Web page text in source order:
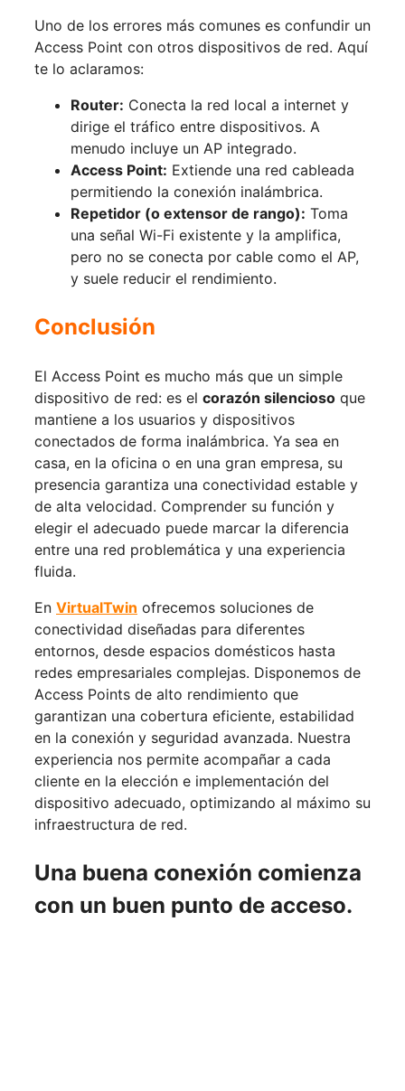
Uno de los errores más comunes es confundir un
Access Point con otros dispositivos de red. Aquí
te lo aclaramos:
Router: Conecta la red local a internet y
dirige el tráfico entre dispositivos. A
menudo incluye un AP integrado.
Access Point: Extiende una red cableada
permitiendo la conexión inalámbrica.
Repetidor (o extensor de rango): Toma
una señal Wi-Fi existente y la amplifica,
pero no se conecta por cable como el AP,
y suele reducir el rendimiento.
Conclusión
El Access Point es mucho más que un simple
dispositivo de red: es el corazón silencioso que
mantiene a los usuarios y dispositivos
conectados de forma inalámbrica. Ya sea en
casa, en la oficina o en una gran empresa, su
presencia garantiza una conectividad estable y
de alta velocidad. Comprender su función y
elegir el adecuado puede marcar la diferencia
entre una red problemática y una experiencia
fluida.
En VirtualTwin ofrecemos soluciones de
conectividad diseñadas para diferentes
entornos, desde espacios domésticos hasta
redes empresariales complejas. Disponemos de
Access Points de alto rendimiento que
garantizan una cobertura eficiente, estabilidad
en la conexión y seguridad avanzada. Nuestra
experiencia nos permite acompañar a cada
cliente en la elección e implementación del
dispositivo adecuado, optimizando al máximo su
infraestructura de red.
Una buena conexión comienza
con un buen punto de acceso.